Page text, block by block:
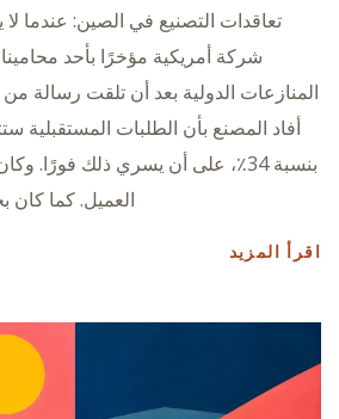
تعاقدات التصنيع في الصين: عندما
شركة أمريكية مؤخرًا بأحد
المنازعات الدولية بعد أن تلقت رسالة
أفاد المصنع بأن الطلبات المستقبلية
بنسبة 34٪، على أن يسري ذلك فورًا.
العميل. كما كان
اقرأ المزيد